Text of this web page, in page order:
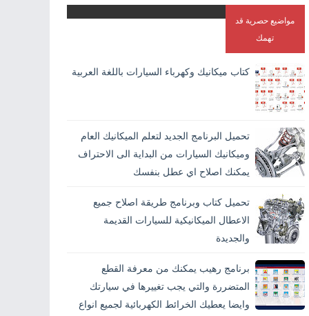
مواضيع حصرية قد
تهمك
كتاب ميكانيك وكهرباء السيارات باللغة العربية
تحميل البرنامج الجديد لتعلم الميكانيك العام
وميكانيك السيارات من البداية الى الاحتراف
يمكنك اصلاح اي عطل بنفسك
تحميل كتاب وبرنامج طريقة اصلاح جميع
الاعطال الميكانيكية للسيارات القديمة
والجديدة
برنامج رهيب يمكنك من معرفة القطع
المتضررة والتي يجب تغييرها في سيارتك
وايضا يعطيك الخرائط الكهربائية لجميع انواع